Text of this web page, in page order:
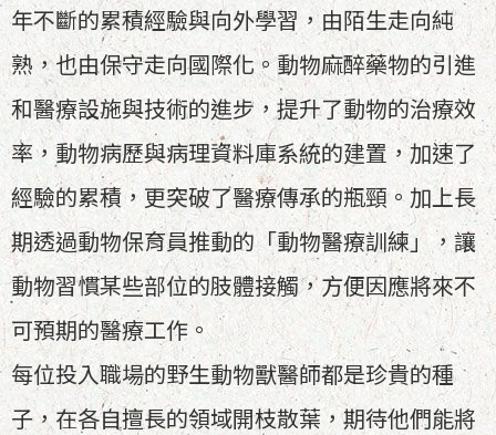
年不斷的累積經驗與向外學習，由陌生走向純
熟，也由保守走向國際化。動物麻醉藥物的引進
和醫療設施與技術的進步，提升了動物的治療效
率，動物病歷與病理資料庫系統的建置，加速了
經驗的累積，更突破了醫療傳承的瓶頸。加上長
期透過動物保育員推動的「動物醫療訓練」，讓
動物習慣某些部位的肢體接觸，方便因應將來不
可預期的醫療工作。
每位投入職場的野生動物獸醫師都是珍貴的種
子，在各自擅長的領域開枝散葉，期待他們能將